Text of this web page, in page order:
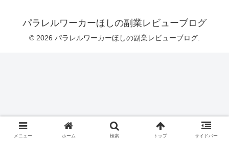
パラレルワーカーほしの副業レビューブログ
© 2026 パラレルワーカーほしの副業レビューブログ.
メニュー ホーム 検索 トップ サイドバー